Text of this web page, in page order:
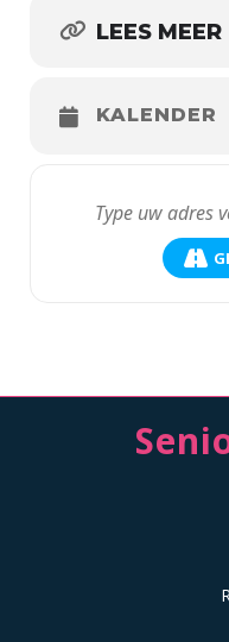
LEES MEER
KALENDER